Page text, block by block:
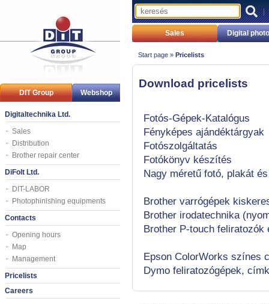
DIT Group Webshop
Digitaltechnika Ltd.
Sales
Distribution
Brother repair center
DiFolt Ltd.
DIT-LABOR
Photophinishing equipments
Contacts
Opening hours
Map
Management
Pricelists
Careers
|
Sales Digital
Start page » Pricelists
Download pricelists
Fotós-Gépek-Katalógus
Fényképes ajándéktárgyak
Fotószolgáltatás
Fotókönyv készítés
Nagy méretű fotó, plakát
Brother varrógépek
Brother irodatechnika
Brother P-touch
Epson ColorWorks színes
Dymo feliratozógépek,